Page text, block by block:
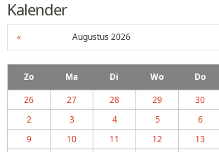
Kalender
« Augustus 2026
Zo Ma Di Wo Do
26
27 28 29 30
2
3 4 5 6
9
10 11 12 13